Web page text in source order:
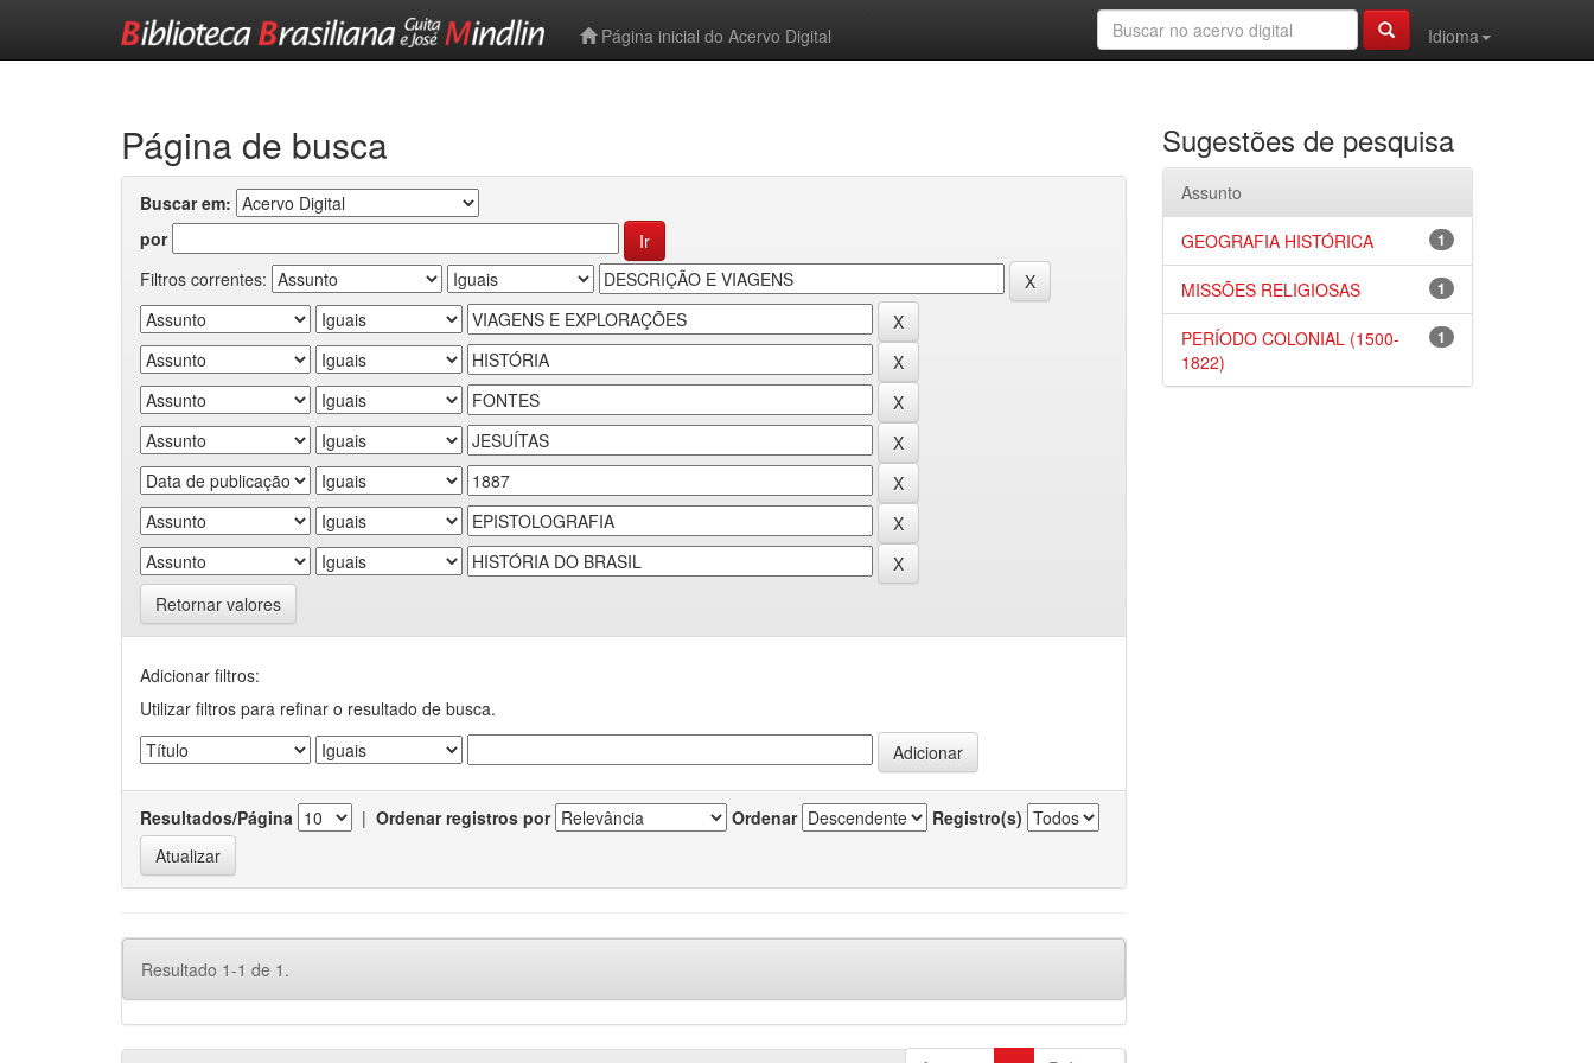
Página inicial do Acervo Digital
Idioma
Página de busca
Buscar em:
por
Filtros correntes:
Retornar valores
Adicionar filtros:
Utilizar filtros para refinar o resultado de busca.
Resultados/Página | Ordenar registros por Ordenar Registro(s)
Resultado 1-1 de 1.
Sugestões de pesquisa
Assunto
1
GEOGRAFIA HISTÓRICA
1
MISSÕES RELIGIOSAS
1
PERÍODO COLONIAL (1500-
1822)